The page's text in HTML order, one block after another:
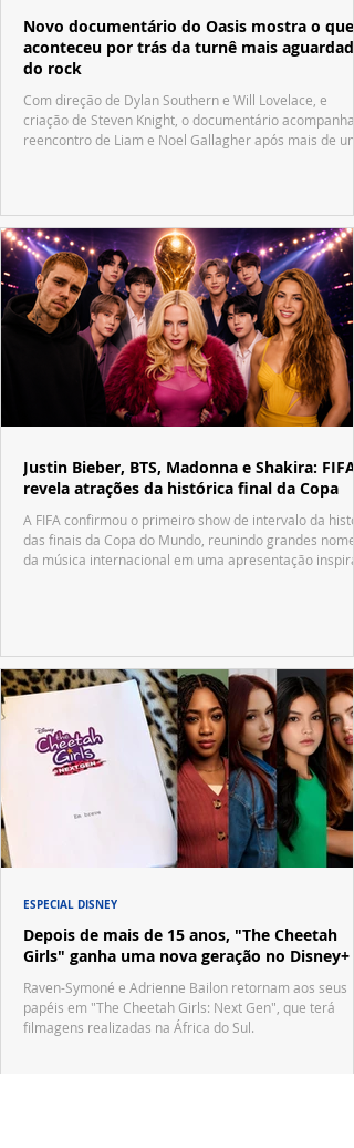
Novo documentário do Oasis mostra o que
aconteceu por trás da turnê mais aguardada
do rock
Com direção de Dylan Southern e Will Lovelace, e
criação de Steven Knight, o documentário acompanha
reencontro de Liam e Noel Gallagher após mais de
Justin Bieber, BTS, Madonna e Shakira: FIFA
revela atrações da histórica final da Copa
A FIFA confirmou o primeiro show de intervalo da
das finais da Copa do Mundo, reunindo grandes nomes
da música internacional em uma apresentação
Depois de mais de 15 anos, "The Cheetah
Girls" ganha uma nova geração no Disney+
Raven-Symoné e Adrienne Bailon retornam aos seus
papéis em "The Cheetah Girls: Next Gen", que terá
filmagens realizadas na África do Sul.
ESPECIAL DISNEY